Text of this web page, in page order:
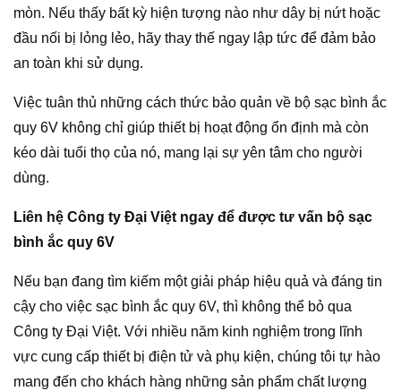
mòn. Nếu thấy bất kỳ hiện tượng nào như dây bị nứt hoặc
đầu nối bị lỏng lẻo, hãy thay thế ngay lập tức để đảm bảo
an toàn khi sử dụng.
Việc tuân thủ những cách thức bảo quản về bộ sạc bình ắc
quy 6V không chỉ giúp thiết bị hoạt động ổn định mà còn
kéo dài tuổi thọ của nó, mang lại sự yên tâm cho người
dùng.
Liên hệ Công ty Đại Việt ngay để được tư vấn bộ sạc
bình ắc quy 6V
Nếu bạn đang tìm kiếm một giải pháp hiệu quả và đáng tin
cậy cho việc sạc bình ắc quy 6V, thì không thể bỏ qua
Công ty Đại Việt. Với nhiều năm kinh nghiệm trong lĩnh
vực cung cấp thiết bị điện tử và phụ kiện, chúng tôi tự hào
mang đến cho khách hàng những sản phẩm chất lượng